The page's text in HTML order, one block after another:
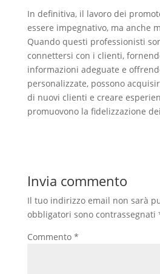
In definitiva, il lavoro dei
essere impegnativo, ma anche
Quando questi professionisti
connettersi con i clienti,
informazioni adeguate e
personalizzate, possono
di nuovi clienti e creare
promuovono la fidelizzazione
Invia commento
Il tuo indirizzo email non sarà
obbligatori sono contrassegnati
Commento *